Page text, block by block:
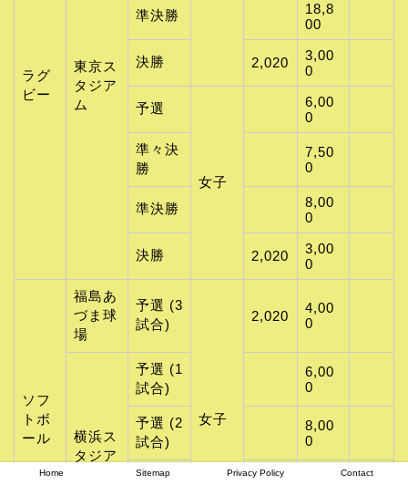
ラグ
ビー
東京ス
タジア
ム
準決勝
18,8
00
決勝 2,020
3,00
0
予選
女子
6,00
0
準々決
勝
7,50
0
準決勝
8,00
0
決勝 2,020
3,00
0
ソフ
トボ
ール
福島あ
づま球
場
予選 (3
試合)
女子
2,020
4,00
0
横浜ス
タジア
予選 (1
試合)
6,00
0
予選 (2
試合)
8,00
0
３位決
Home Sitemap Privacy Policy Contact